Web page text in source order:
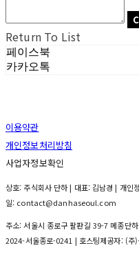
Return To List
페이스북
카카오톡
이용약관
개인정보처리방침
사업자정보확인
상호: 주식회사 단하 | 대표: 김남경 | 개
일: contact@danhaseoul.com
주소: 서울시 종로구 팔판길 39-7 메종단
2024-서울종로-0241 | 호스팅제공자: (주